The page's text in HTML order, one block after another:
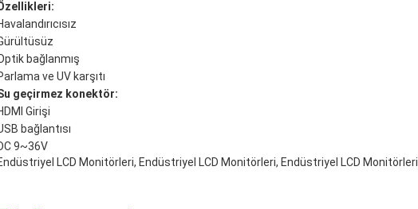
bağlanmış
ve UV karşıtı
geçirmez konektör:
Girişi
bağlantısı
9~36V
LCD Monitörleri, Endüstriyel LCD Monitörleri, Endüstriyel LCD Monitörleri